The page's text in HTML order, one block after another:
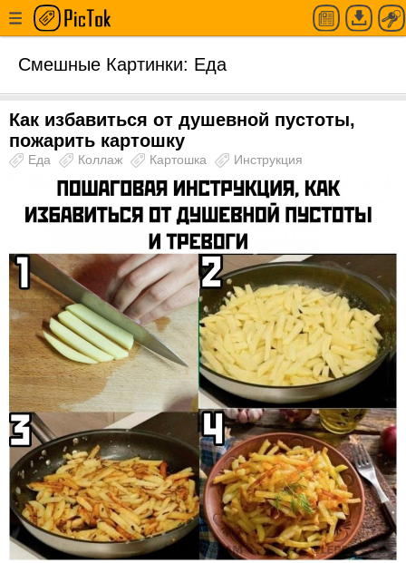
Смешные Картинки: Еда
Как избавиться от душевной пустоты,
пожарить картошку
Еда Коллаж Картошка Инструкция